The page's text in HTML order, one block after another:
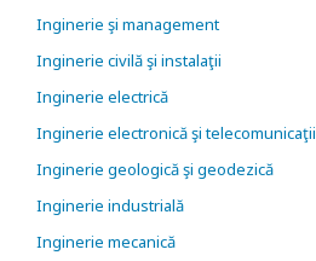
Inginerie şi management
Inginerie civilă şi instalaţii
Inginerie electrică
Inginerie electronică şi telecomunicaţii
Inginerie geologică şi geodezică
Inginerie industrială
Inginerie mecanică